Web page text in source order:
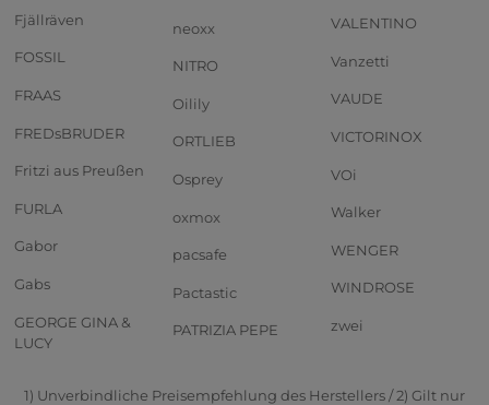
Fjällräven
FOSSIL
FRAAS
FREDsBRUDER
Fritzi aus Preußen
FURLA
Gabor
Gabs
GEORGE GINA &
LUCY
neoxx
NITRO
Oilily
ORTLIEB
Osprey
oxmox
pacsafe
Pactastic
PATRIZIA PEPE
VALENTINO
Vanzetti
VAUDE
VICTORINOX
VOi
Walker
WENGER
WINDROSE
zwei
1) Unverbindliche Preisempfehlung des Herstellers / 2) Gilt nur